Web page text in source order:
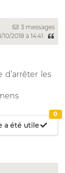
3 messages
10/2018 à 14:41
d’arrêter les
a été utile
0